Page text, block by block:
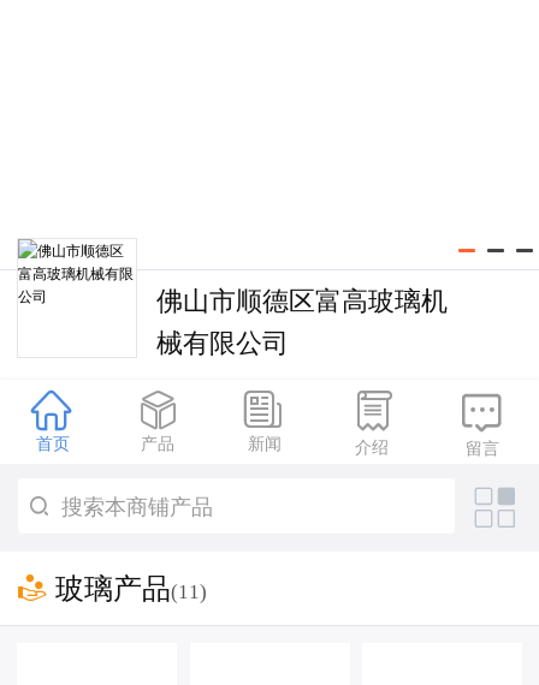
佛山市顺德区富高玻璃机
械有限公司

首页

产品

新闻

介绍

留言

 玻璃产品(11)